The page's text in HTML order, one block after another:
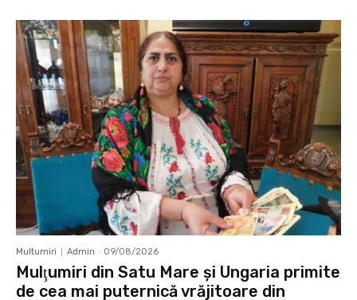
Multumiri Admin - 09/08/2026
Mulţumiri din Satu Mare și Ungaria primite
de cea mai puternică vrăjitoare din